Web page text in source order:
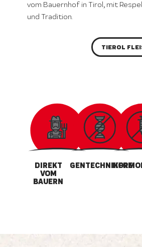
vom Bauernhof in Tirol, mit
und Tradition.
TIEROL
DIREKT
VOM
BAUERN
GENTECHNIKFREI